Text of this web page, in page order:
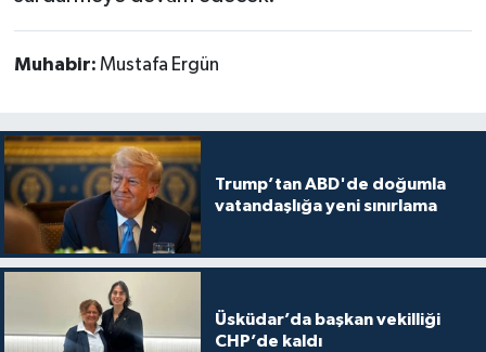
Muhabir: Mustafa Ergün
Trump’tan ABD'de doğumla
vatandaşlığa yeni sınırlama
Üsküdar’da başkan vekilliği
CHP’de kaldı